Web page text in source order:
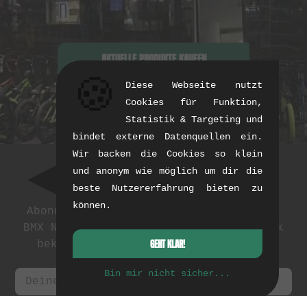
AKTUELLE PRODUKTE KAUFEN
Newsletter
Abonniere unseren Newsletter: Events,
BMX News und exklusive Deals. Als Dank
bekommst du einen5 EUR Gutschein
Diese Webseite nutzt
Cookies für Funktion,
Statistik & Targeting und
bindet externe Datenquellen ein.
Wir backen die Cookies so klein
und anonym wie möglich um dir die
beste Nutzererfahrung bieten zu
können.
GEHT KLAR!
Bin mir nicht sicher...